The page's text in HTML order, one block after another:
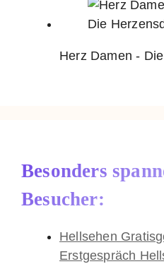
Herz Damen -
Besonders
Besucher:
Hellsehen
Erstgespräch